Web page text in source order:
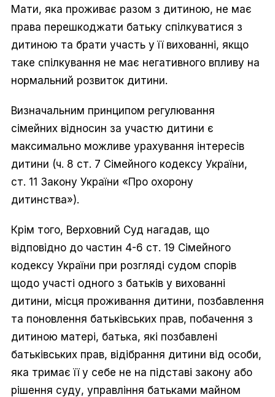
Мати, яка проживає разом з дитиною, не має
права перешкоджати батьку спілкуватися з
дитиною та брати участь у її вихованні, якщо
таке спілкування не має негативного впливу на
нормальний розвиток дитини.
Визначальним принципом регулювання
сімейних відносин за участю дитини є
максимально можливе урахування інтересів
дитини (ч. 8 ст. 7 Сімейного кодексу України,
ст. 11 Закону України «Про охорону
дитинства»).
Крім того, Верховний Суд нагадав, що
відповідно до частин 4-6 ст. 19 Сімейного
кодексу України при розгляді судом спорів
щодо участі одного з батьків у вихованні
дитини, місця проживання дитини, позбавлення
та поновлення батьківських прав, побачення з
дитиною матері, батька, які позбавлені
батьківських прав, відібрання дитини від особи,
яка тримає її у себе не на підставі закону або
рішення суду, управління батьками майном